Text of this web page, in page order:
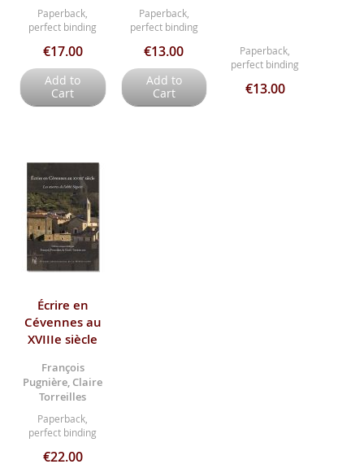
Paperback,
perfect binding
€17.00
Add to
Cart
Paperback,
perfect binding
€13.00
Add to
Cart
Paperback,
perfect binding
€13.00
Écrire en
Cévennes au
XVIIIe siècle
François
Pugnière, Claire
Torreilles
Paperback,
perfect binding
€22.00